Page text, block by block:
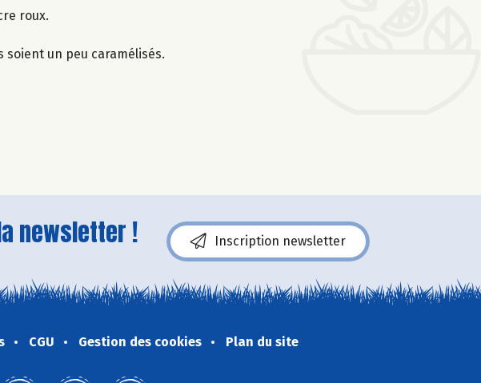
roux.
un peu caramélisés.
newsletter ! Inscription newsletter
CGU Gestion des cookies Plan du site